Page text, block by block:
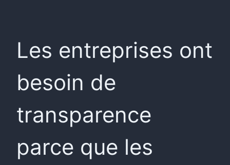
Les entreprises ont
besoin de
transparence
parce que les